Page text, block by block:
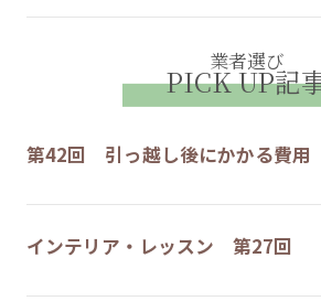
業者選び
PICK UP記
第42回 引っ越し後にかかる費用
インテリア・レッスン 第27回